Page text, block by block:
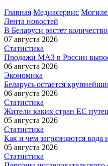
Главная Медиасервис
Лента новостей
В Беларуси растет
07 августа 2026
Статистика
Продажи МАЗ в России
06 августа 2026
Экономика
Беларусь остается
06 августа 2026
Статистика
Жители каких стран ЕС
05 августа 2026
Статистика
Как и чем загрязняются вода
05 августа 2026
Статистика